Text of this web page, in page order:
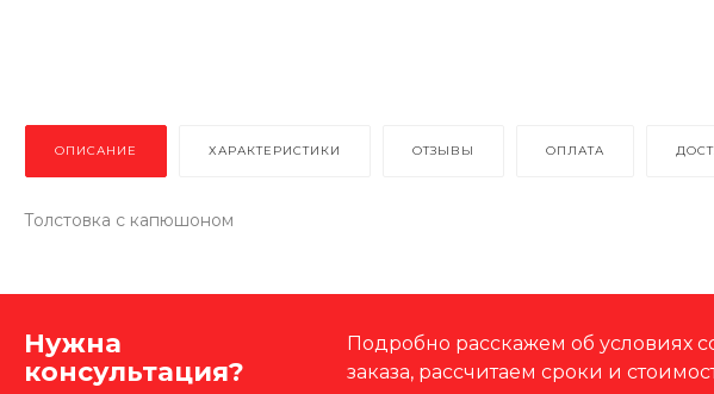
ОПИСАНИЕ ХАРАКТЕРИСТИКИ ОТЗЫВЫ ОПЛАТА
Толстовка с капюшоном
Нужна
консультация?
Подробно расскажем об условиях
заказа, рассчитаем сроки и